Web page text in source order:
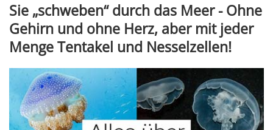
Sie „schweben“ durch das Meer - Ohne
Gehirn und ohne Herz, aber mit jeder
Menge Tentakel und Nesselzellen!